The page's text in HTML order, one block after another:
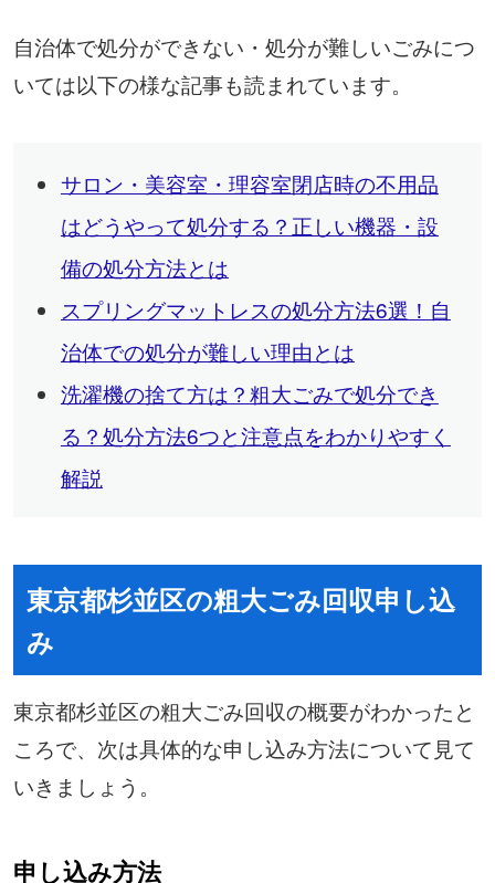
自治体で処分ができない・処分が難しいごみにつ
いては以下の様な記事も読まれています。
サロン・美容室・理容室閉店時の不用品
はどうやって処分する？正しい機器・設
備の処分方法とは
スプリングマットレスの処分方法6選！自
治体での処分が難しい理由とは
洗濯機の捨て方は？粗大ごみで処分でき
る？処分方法6つと注意点をわかりやすく
解説
東京都杉並区の粗大ごみ回収申し込
み
東京都杉並区の粗大ごみ回収の概要がわかったと
ころで、次は具体的な申し込み方法について見て
いきましょう。
申し込み方法